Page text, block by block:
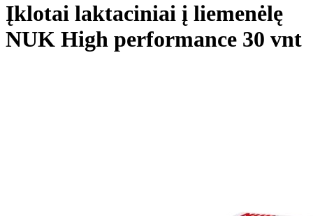
Įklotai laktaciniai į liemenėlę
NUK High performance 30 vnt